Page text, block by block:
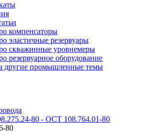
компенсаторы
эластичные резервуары
скважинные уровнемеры
резервуарное оборудование
другие промышленные темы
80 - ОСТ 108.764.01-80
80